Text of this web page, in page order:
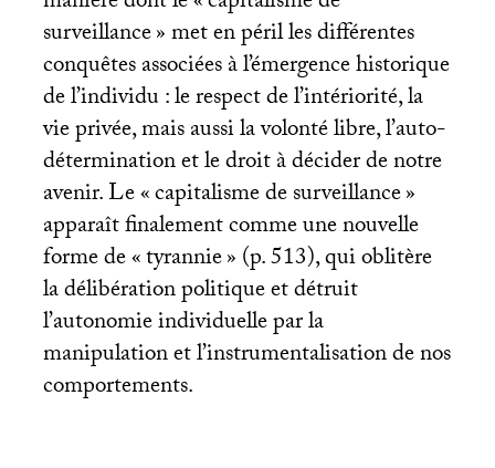
surveillance» met en péril les différentes
conquêtes associées à l’émergence historique
de l’individu : le respect de l’intériorité, la
vie privée, mais aussi la volonté libre, l’auto-
détermination et le droit à décider de notre
avenir. Le «capitalisme de surveillance»
apparaît finalement comme une nouvelle
forme de «tyrannie» (p. 513), qui oblitère
la délibération politique et détruit
l’autonomie individuelle par la
manipulation et l’instrumentalisation de nos
comportements.